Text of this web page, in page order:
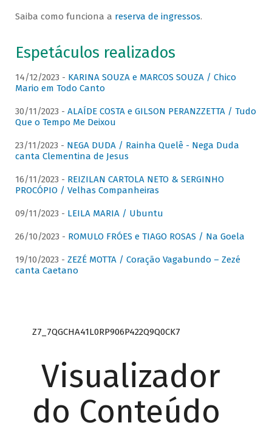
Saiba como funciona a reserva de ingressos.
Espetáculos realizados
14/12/2023 - KARINA SOUZA e MARCOS SOUZA / Chico
Mario em Todo Canto
30/11/2023 - ALAÍDE COSTA e GILSON PERANZZETTA / Tudo
Que o Tempo Me Deixou
23/11/2023 - NEGA DUDA / Rainha Quelê - Nega Duda
canta Clementina de Jesus
16/11/2023 - REIZILAN CARTOLA NETO & SERGINHO
PROCÓPIO / Velhas Companheiras
09/11/2023 - LEILA MARIA / Ubuntu
26/10/2023 - ROMULO FRÓES e TIAGO ROSAS / Na Goela
19/10/2023 - ZEZÉ MOTTA / Coração Vagabundo – Zezé
canta Caetano
Z7_7QGCHA41L0RP906P422Q9Q0CK7
Visualizador
do Conteúdo